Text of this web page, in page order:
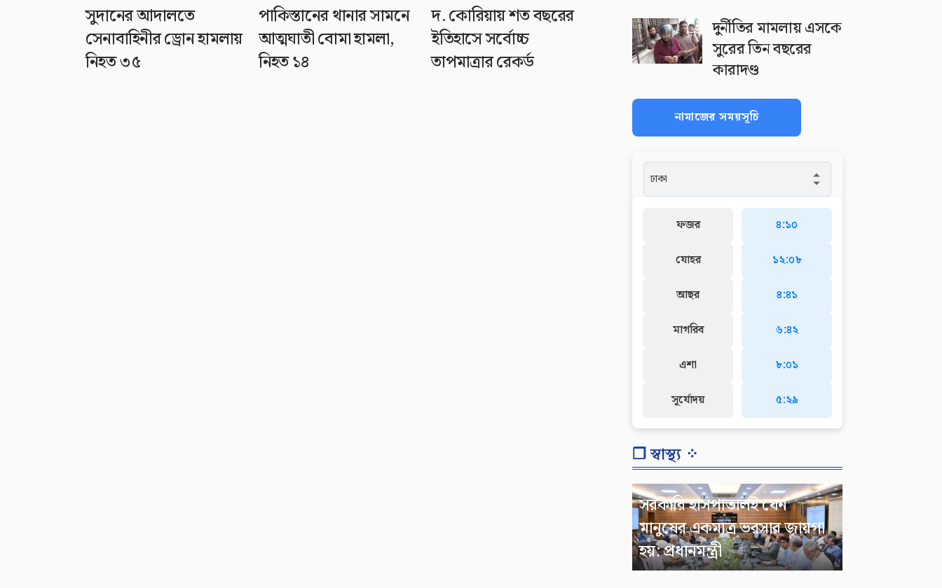
সুদানের আদালতে
সেনাবাহিনীর ড্রোন হামলায়
নিহত ৩৫
পাকিস্তানের থানার সামনে
আত্মঘাতী বোমা হামলা,
নিহত ১৪
দ. কোরিয়ায় শত বছরের
ইতিহাসে সর্বোচ্চ
তাপমাত্রার রেকর্ড
দুর্নীতির মামলায় এসকে
সুরের তিন বছরের
কারাদণ্ড
নামাজের সময়সূচি
ফজর
যোহর
আছর
মাগরিব
এশা
সূর্যোদয়
৪:১০
১২:০৮
৪:৪১
৬:৪২
৮:০১
৫:২৯
❐ স্বাস্থ্য ⁘
সরকারি হাসপাতালই যেন
মানুষের একমাত্র ভরসার জায়গা
হয়: প্রধানমন্ত্রী